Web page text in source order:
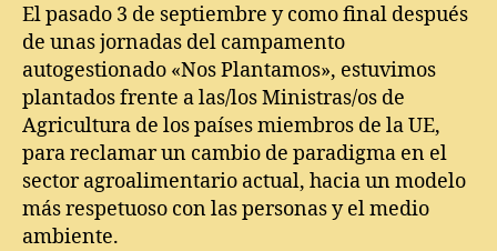
El pasado 3 de septiembre y como final después
de unas jornadas del campamento
autogestionado «Nos Plantamos», estuvimos
plantados frente a las/los Ministras/os de
Agricultura de los países miembros de la UE,
para reclamar un cambio de paradigma en el
sector agroalimentario actual, hacia un modelo
más respetuoso con las personas y el medio
ambiente.